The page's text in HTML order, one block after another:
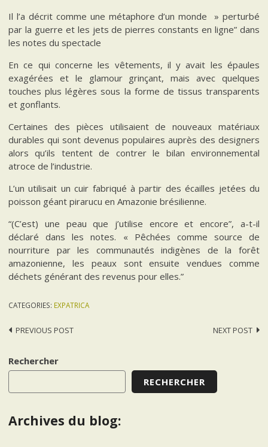
Il l’a décrit comme une métaphore d’un monde » perturbé
par la guerre et les jets de pierres constants en ligne” dans
les notes du spectacle
En ce qui concerne les vêtements, il y avait les épaules
exagérées et le glamour grinçant, mais avec quelques
touches plus légères sous la forme de tissus transparents
et gonflants.
Certaines des pièces utilisaient de nouveaux matériaux
durables qui sont devenus populaires auprès des designers
alors qu’ils tentent de contrer le bilan environnemental
atroce de l’industrie.
L’un utilisait un cuir fabriqué à partir des écailles jetées du
poisson géant pirarucu en Amazonie brésilienne.
“(C’est) une peau que j’utilise encore et encore”, a-t-il
déclaré dans les notes. « Pêchées comme source de
nourriture par les communautés indigènes de la forêt
amazonienne, les peaux sont ensuite vendues comme
déchets générant des revenus pour elles.”
CATEGORIES: EXPATRICA
Post
PREVIOUS POST NEXT POST
Rechercher
RECHERCHER
Archives du blog: